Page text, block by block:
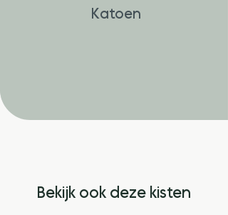
Katoen
Bekijk ook deze kisten